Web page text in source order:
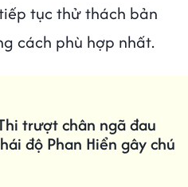
tục thử thách bản
cách phù hợp nhất.
trượt chân ngã đau
độ Phan Hiển gây chú